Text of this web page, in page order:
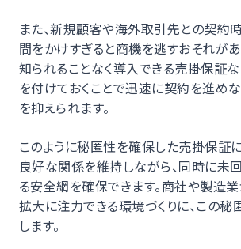
また、新規顧客や海外取引先との契約
間をかけすぎると商機を逃すおそれが
知られることなく導入できる売掛保証
を付けておくことで迅速に契約を進め
を抑えられます。
このように秘匿性を確保した売掛保証
良好な関係を維持しながら、同時に未
る安全網を確保できます。商社や製造
拡大に注力できる環境づくりに、この秘
します。